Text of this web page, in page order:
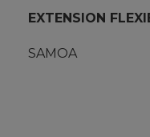
EXTENSION
SAMOA